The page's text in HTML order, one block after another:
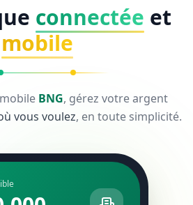
connectée et
mobile
BNG, gérez votre argent
vous voulez, en toute simplicité.